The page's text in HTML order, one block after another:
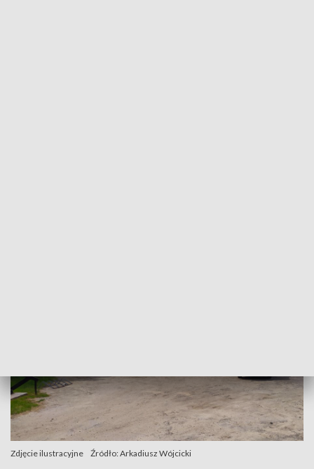
Zdjęcie ilustracyjne Źródło: Arkadiusz Wójcicki